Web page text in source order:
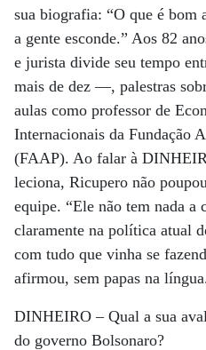
sua biografia: “O que é bom
a gente esconde.” Aos 82
e jurista divide seu tempo
mais de dez —, palestras
aulas como professor de
Internacionais da Fundação
(FAAP). Ao falar à
leciona, Ricupero não
equipe. “Ele não tem nada a
claramente na política atual
com tudo que vinha se
afirmou, sem papas na
DINHEIRO –Qual a sua
do governo Bolsonaro?